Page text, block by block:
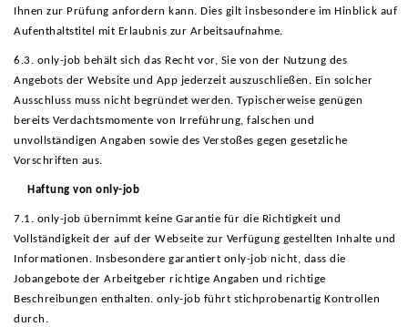
Ihnen zur Prüfung anfordern kann. Dies gilt insbesondere im Hinblick auf
Aufenthaltstitel mit Erlaubnis zur Arbeitsaufnahme.
6.3. only-job behält sich das Recht vor, Sie von der Nutzung des
Angebots der Website und App jederzeit auszuschließen. Ein solcher
Ausschluss muss nicht begründet werden. Typischerweise genügen
bereits Verdachtsmomente von Irreführung, falschen und
unvollständigen Angaben sowie des Verstoßes gegen gesetzliche
Vorschriften aus.
Haftung von only-job
7.1. only-job übernimmt keine Garantie für die Richtigkeit und
Vollständigkeit der auf der Webseite zur Verfügung gestellten Inhalte und
Informationen. Insbesondere garantiert only-job nicht, dass die
Jobangebote der Arbeitgeber richtige Angaben und richtige
Beschreibungen enthalten. only-job führt stichprobenartig Kontrollen
durch.